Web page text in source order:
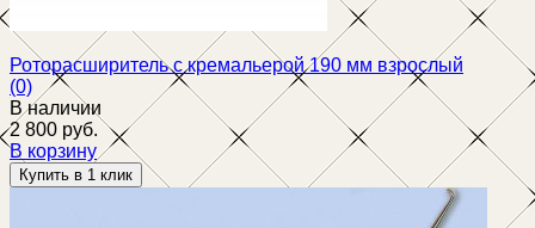
Роторасширитель с кремальерой 190 мм взрослый
(0)
В наличии
2 800 руб.
В корзину